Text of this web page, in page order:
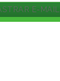
E-MAIL